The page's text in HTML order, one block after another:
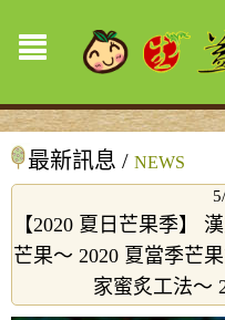
最新訊息 / NEWS
【2020 夏日芒果季】
芒果～ 2020 夏當季芒
家蜜炙工法～